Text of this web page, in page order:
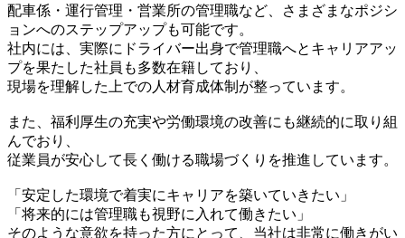
配車係・運行管理・営業所の管理職など、さまざまなポジシ
ョンへのステップアップも可能です。
社内には、実際にドライバー出身で管理職へとキャリアアッ
プを果たした社員も多数在籍しており、
現場を理解した上での人材育成体制が整っています。
また、福利厚生の充実や労働環境の改善にも継続的に取り組
んでおり、
従業員が安心して長く働ける職場づくりを推進しています。
「安定した環境で着実にキャリアを築いていきたい」
「将来的には管理職も視野に入れて働きたい」
そのような意欲を持った方にとって、当社は非常に働きがい